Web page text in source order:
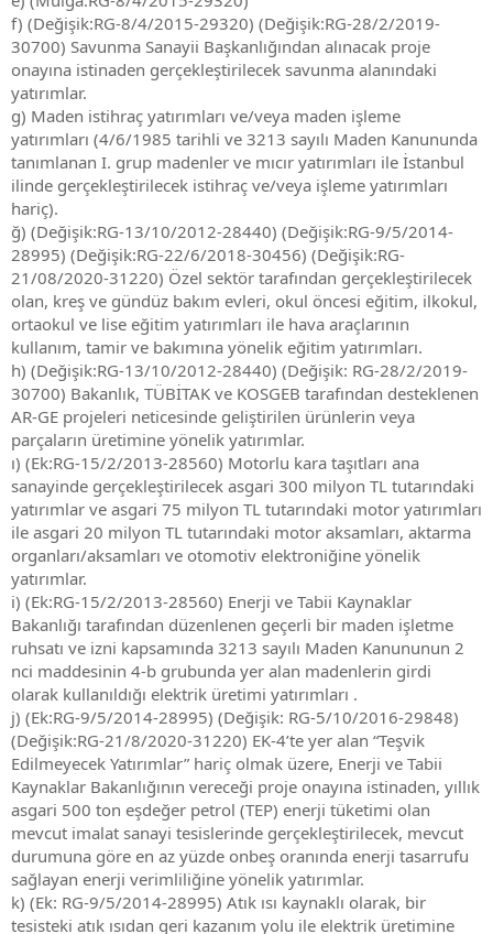
f) (Değişik:RG-8/4/2015-29320) (Değişik:RG-28/2/2019-
30700) Savunma Sanayii Başkanlığından alınacak proje
onayına istinaden gerçekleştirilecek savunma alanındaki
yatırımlar.
g) Maden istihraç yatırımları ve/veya maden işleme
yatırımları (4/6/1985 tarihli ve 3213 sayılı Maden Kanununda
tanımlanan I. grup madenler ve mıcır yatırımları ile İstanbul
ilinde gerçekleştirilecek istihraç ve/veya işleme yatırımları
hariç).
ğ) (Değişik:RG-13/10/2012-28440) (Değişik:RG-9/5/2014-
28995) (Değişik:RG-22/6/2018-30456) (Değişik:RG-
21/08/2020-31220) Özel sektör tarafından gerçekleştirilecek
olan, kreş ve gündüz bakım evleri, okul öncesi eğitim, ilkokul,
ortaokul ve lise eğitim yatırımları ile hava araçlarının
kullanım, tamir ve bakımına yönelik eğitim yatırımları.
h) (Değişik:RG-13/10/2012-28440) (Değişik: RG-28/2/2019-
30700) Bakanlık, TÜBİTAK ve KOSGEB tarafından desteklenen
AR-GE projeleri neticesinde geliştirilen ürünlerin veya
parçaların üretimine yönelik yatırımlar.
ı) (Ek:RG-15/2/2013-28560) Motorlu kara taşıtları ana
sanayinde gerçekleştirilecek asgari 300 milyon TL tutarındaki
yatırımlar ve asgari 75 milyon TL tutarındaki motor yatırımları
ile asgari 20 milyon TL tutarındaki motor aksamları, aktarma
organları/aksamları ve otomotiv elektroniğine yönelik
yatırımlar.
i) (Ek:RG-15/2/2013-28560) Enerji ve Tabii Kaynaklar
Bakanlığı tarafından düzenlenen geçerli bir maden işletme
ruhsatı ve izni kapsamında 3213 sayılı Maden Kanununun 2
nci maddesinin 4-b grubunda yer alan madenlerin girdi
olarak kullanıldığı elektrik üretimi yatırımları .
j) (Ek:RG-9/5/2014-28995) (Değişik: RG-5/10/2016-29848)
(Değişik:RG-21/8/2020-31220) EK-4’te yer alan “Teşvik
Edilmeyecek Yatırımlar” hariç olmak üzere, Enerji ve Tabii
Kaynaklar Bakanlığının vereceği proje onayına istinaden, yıllık
asgari 500 ton eşdeğer petrol (TEP) enerji tüketimi olan
mevcut imalat sanayi tesislerinde gerçekleştirilecek, mevcut
durumuna göre en az yüzde onbeş oranında enerji tasarrufu
sağlayan enerji verimliliğine yönelik yatırımlar.
k) (Ek: RG-9/5/2014-28995) Atık ısı kaynaklı olarak, bir
tesisteki atık ısıdan geri kazanım yolu ile elektrik üretimine